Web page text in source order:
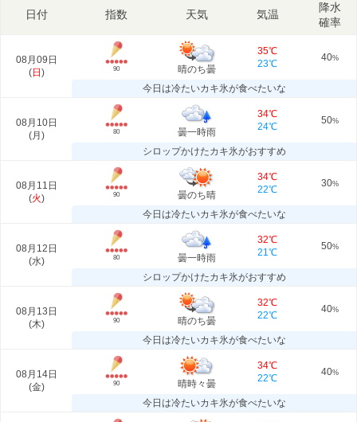
日付 指数 天気 気温
降水
確率
08月09日
(日 ) 90 晴のち曇
35℃
23℃
40%
今日は冷たいカキ氷が食べたいな
08月10日
(月 ) 80 曇一時雨
34℃
24℃
50%
シロップかけたカキ氷がおすすめ
08月11日
(火) 90 曇のち晴
34℃
22℃
30%
今日は冷たいカキ氷が食べたいな
08月12日
(水) 80 曇一時雨
32℃
21℃
50%
シロップかけたカキ氷がおすすめ
08月13日
(木) 90 晴のち曇
32℃
22℃
40%
今日は冷たいカキ氷が食べたいな
08月14日
(金) 90 晴時々曇
34℃
22℃
40%
今日は冷たいカキ氷が食べたいな